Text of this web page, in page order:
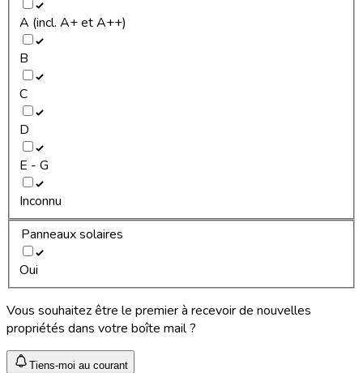
A (incl. A+ et A++)
B
C
D
E - G
Inconnu
Panneaux solaires
Oui
Vous souhaitez être le premier à recevoir de nouvelles
propriétés dans votre boîte mail ?
Tiens-moi au courant